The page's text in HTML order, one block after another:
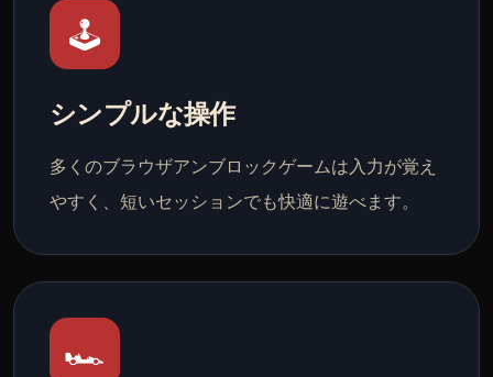
🕹️
シンプルな操作
多くのブラウザアンブロックゲームは入力が覚え
やすく、短いセッションでも快適に遊べます。
🏎️